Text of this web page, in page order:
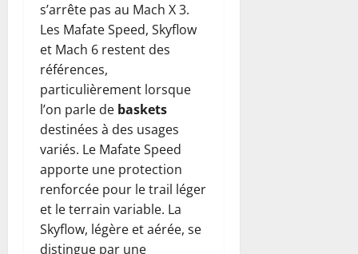
s’arrête pas au Mach X 3.
Les Mafate Speed, Skyflow
et Mach 6 restent des
références,
particulièrement lorsque
l’on parle de baskets
destinées à des usages
variés. Le Mafate Speed
apporte une protection
renforcée pour le trail léger
et le terrain variable. La
Skyflow, légère et aérée, se
distingue par une